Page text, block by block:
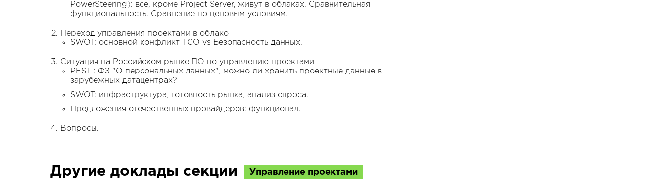
PowerSteering): все, кроме Project Server, живут в облаках. Сравнительная
функциональность. Сравнение по ценовым условиям.
Переход управления проектами в облако
SWOT: основной конфликт ТСО vs Безопасность данных.
Ситуация на Российском рынке ПО по управлению проектами
PEST : ФЗ "О персональных данных", можно ли хранить проектные данные в
зарубежных датацентрах?
SWOT: инфраструктура, готовность рынка, анализ спроса.
Предложения отечественных провайдеров: функционал.
Вопросы.
Другие доклады секции Управление проектами